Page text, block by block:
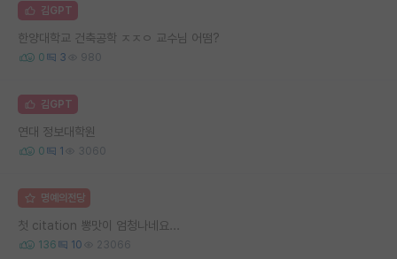
김GPT
한양대학교 건축공학 ㅈㅈㅇ 교수님 어떰?
0 3 980
김GPT
연대 정보대학원
0 1 3060
명예의전당
첫 citation 뽕맛이 엄청나네요...
136 10 23066